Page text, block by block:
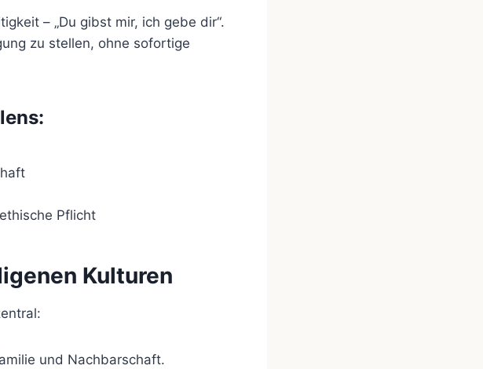
– „Du gibst mir, ich gebe dir“.
zu stellen, ohne sofortige
Pflicht
Kulturen
und Nachbarschaft.